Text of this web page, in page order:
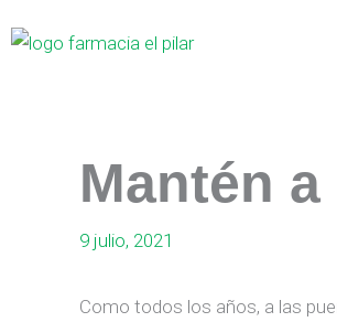
al
Mantén
9 julio, 2021
Como todos los años, a las